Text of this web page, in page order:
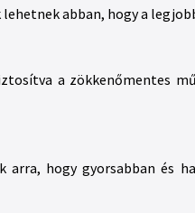
abban, hogy a
a zökkenőmentes
hogy gyorsabban és